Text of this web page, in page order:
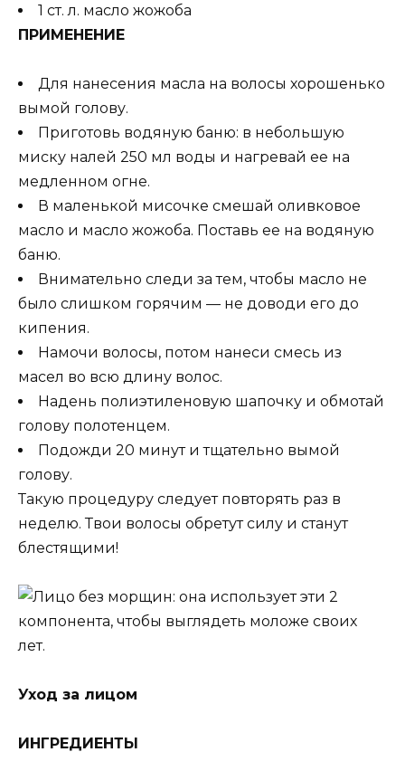
1 ст. л. масло жожоба
ПРИМЕНЕНИЕ
Для нанесения масла на волосы хорошенько
вымой голову.
Приготовь водяную баню: в небольшую
миску налей 250 мл воды и нагревай ее на
медленном огне.
В маленькой мисочке смешай оливковое
масло и масло жожоба. Поставь ее на водяную
баню.
Внимательно следи за тем, чтобы масло не
было слишком горячим — не доводи его до
кипения.
Намочи волосы, потом нанеси смесь из
масел во всю длину волос.
Надень полиэтиленовую шапочку и обмотай
голову полотенцем.
Подожди 20 минут и тщательно вымой
голову.
Такую процедуру следует повторять раз в
неделю. Твои волосы обретут силу и станут
блестящими!
Уход за лицом
ИНГРЕДИЕНТЫ